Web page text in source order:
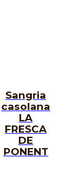
Sangria
casolana
LA
FRESCA
DE
PONENT